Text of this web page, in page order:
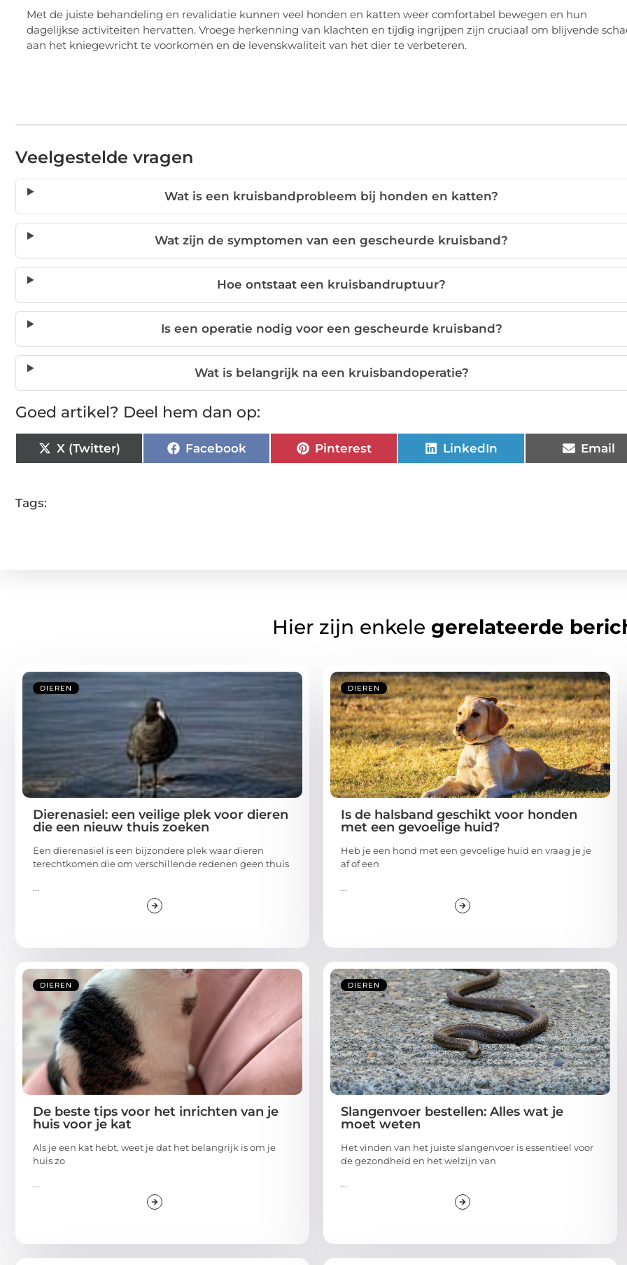
Met de juiste behandeling en revalidatie kunnen veel honden en katten weer comfortabel bewegen en hun
dagelijkse activiteiten hervatten. Vroege herkenning van klachten en tijdig ingrijpen zijn cruciaal om blijvende
aan het kniegewricht te voorkomen en de levenskwaliteit van het dier te verbeteren.
Veelgestelde vragen
Wat is een kruisbandprobleem bij honden en katten?
Wat zijn de symptomen van een gescheurde kruisband?
Hoe ontstaat een kruisbandruptuur?
Is een operatie nodig voor een gescheurde kruisband?
Wat is belangrijk na een kruisbandoperatie?
Goed artikel? Deel hem dan op:
X (Twitter) Facebook Pinterest LinkedIn Email
Tags:
Hier zijn enkele gerelateerde
DIEREN
Dierenasiel: een veilige plek voor dieren
die een nieuw thuis zoeken
Een dierenasiel is een bijzondere plek waar dieren
terechtkomen die om verschillende redenen geen thuis
...
DIEREN
Is de halsband geschikt voor honden
met een gevoelige huid?
Heb je een hond met een gevoelige huid en vraag je je
af of een
...
DIEREN
De beste tips voor het inrichten van je
huis voor je kat
Als je een kat hebt, weet je dat het belangrijk is om je
huis zo
...
DIEREN
Slangenvoer bestellen: Alles wat je
moet weten
Het vinden van het juiste slangenvoer is essentieel voor
de gezondheid en het welzijn van
...